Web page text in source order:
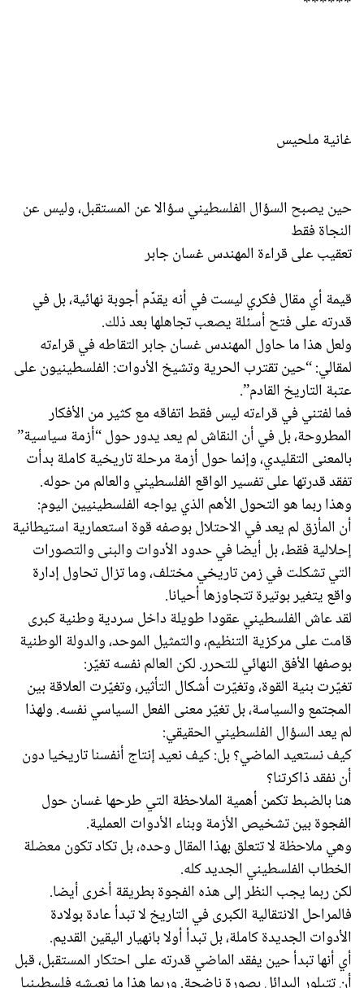
غانية ملحيس
حين يصبح السؤال الفلسطيني سؤالا عن المستقبل، وليس عن
النجاة فقط
تعقيب على قراءة المهندس غسان جابر
قيمة أي مقال فكري ليست في أنه يقدّم أجوبة نهائية، بل في
قدرته على فتح أسئلة يصعب تجاهلها بعد ذلك.
ولعل هذا ما حاول المهندس غسان جابر التقاطه في قراءته
لمقالي: “حين تقترب الحرية وتشيخ الأدوات: الفلسطينيون على
عتبة التاريخ القادم”.
فما لفتني في قراءته ليس فقط اتفاقه مع كثير من الأفكار
المطروحة، بل في أن النقاش لم يعد يدور حول “أزمة سياسية”
بالمعنى التقليدي، وإنما حول أزمة مرحلة تاريخية كاملة بدأت
تفقد قدرتها على تفسير الواقع الفلسطيني والعالم من حوله.
وهذا ربما هو التحول الأهم الذي يواجه الفلسطينيين اليوم:
أن المأزق لم يعد في الاحتلال بوصفه قوة استعمارية استيطانية
إحلالية فقط، بل أيضا في حدود الأدوات والبنى والتصورات
التي تشكلت في زمن تاريخي مختلف، وما تزال تحاول إدارة
واقع يتغير بوتيرة تتجاوزها أحيانا.
لقد عاش الفلسطيني عقودا طويلة داخل سردية وطنية كبرى
قامت على مركزية التنظيم، والتمثيل الموحد، والدولة الوطنية
بوصفها الأفق النهائي للتحرر. لكن العالم نفسه تغيّر:
تغيّرت بنية القوة، وتغيّرت أشكال التأثير، وتغيّرت العلاقة بين
المجتمع والسياسة، بل تغيّر معنى الفعل السياسي نفسه. ولهذا
لم يعد السؤال الفلسطيني الحقيقي:
كيف نستعيد الماضي؟ بل: كيف نعيد إنتاج أنفسنا تاريخيا دون
أن نفقد ذاكرتنا؟
هنا بالضبط تكمن أهمية الملاحظة التي طرحها غسان حول
الفجوة بين تشخيص الأزمة وبناء الأدوات العملية.
وهي ملاحظة لا تتعلق بهذا المقال وحده، بل تكاد تكون معضلة
الخطاب الفلسطيني الجديد كله.
لكن ربما يجب النظر إلى هذه الفجوة بطريقة أخرى أيضا.
فالمراحل الانتقالية الكبرى في التاريخ لا تبدأ عادة بولادة
الأدوات الجديدة كاملة، بل تبدأ أولا بانهيار اليقين القديم.
أي أنها تبدأ حين يفقد الماضي قدرته على احتكار المستقبل، قبل